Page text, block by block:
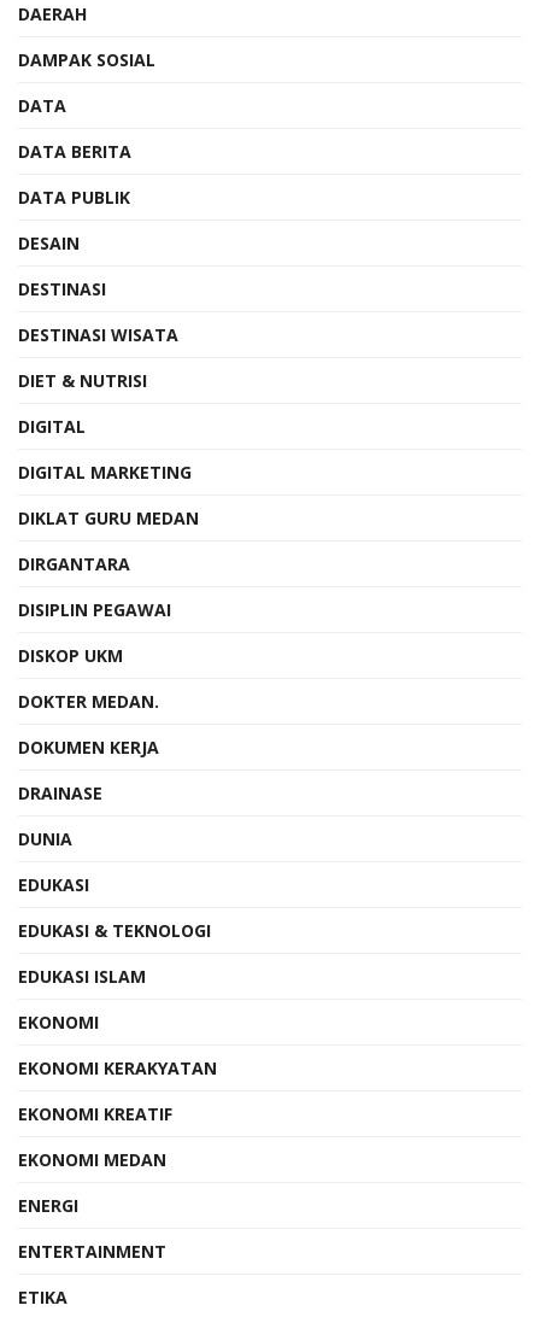
DAERAH
DAMPAK SOSIAL
DATA
DATA BERITA
DATA PUBLIK
DESAIN
DESTINASI
DESTINASI WISATA
DIET & NUTRISI
DIGITAL
DIGITAL MARKETING
DIKLAT GURU MEDAN
DIRGANTARA
DISIPLIN PEGAWAI
DISKOP UKM
DOKTER MEDAN.
DOKUMEN KERJA
DRAINASE
DUNIA
EDUKASI
EDUKASI & TEKNOLOGI
EDUKASI ISLAM
EKONOMI
EKONOMI KERAKYATAN
EKONOMI KREATIF
EKONOMI MEDAN
ENERGI
ENTERTAINMENT
ETIKA